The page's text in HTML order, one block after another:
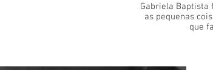
Gabriela Baptista
as pequenas
que